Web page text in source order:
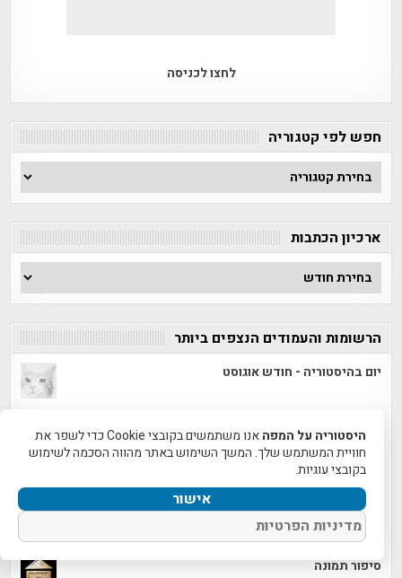
לחצו לכניסה
חפש לפי קטגוריה
חפש
לפי
ארכיון הכתבות
ארכיון
הכתבות
הרשומות והעמודים הנצפים ביותר
יום בהיסטוריה - חודש אוגוסט
Jason’s Tomb)
אז והיום
תגלית ארכיאולוגית ייחודית: מטבע זהב נדיר של
מלכה הלניסטית התגלה בירושלים
סיפור תמונה
היסטוריה על המפה
אנו משתמשים בקובצי Cookie כדי לשפר את
חוויית המשתמש שלך. המשך השימוש באתר מהווה הסכמה לשימוש
בקובצי עוגיות.
אישור
מדיניות הפרטיות